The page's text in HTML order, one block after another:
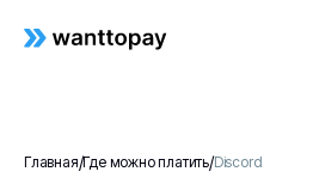
Главная/Где можно платить/Discord